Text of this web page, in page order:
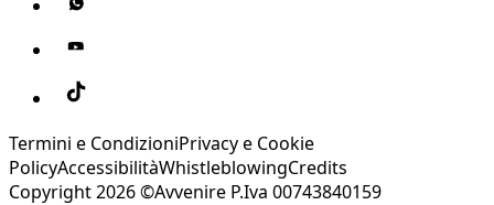
Termini e CondizioniPrivacy e Cookie
PolicyAccessibilitàWhistleblowingCredits
Copyright 2026 ©Avvenire P.Iva 00743840159